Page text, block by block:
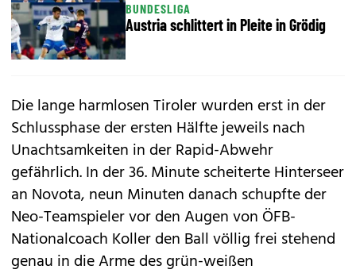
BUNDESLIGA
Austria schlittert in Pleite in Grödig
Die lange harmlosen Tiroler wurden erst in der
Schlussphase der ersten Hälfte jeweils nach
Unachtsamkeiten in der Rapid-Abwehr
gefährlich. In der 36. Minute scheiterte Hinterseer
an Novota, neun Minuten danach schupfte der
Neo-Teamspieler vor den Augen von ÖFB-
Nationalcoach Koller den Ball völlig frei stehend
genau in die Arme des grün-weißen